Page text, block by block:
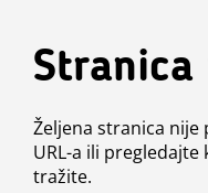
Stranica
Željena stranica
URL-a ili
tražite.